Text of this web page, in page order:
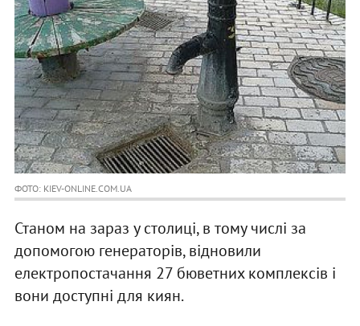
ФОТО: KIEV-ONLINE.COM.UA
Станом на зараз у столиці, в тому числі за
допомогою генераторів, відновили
електропостачання 27 бюветних комплексів і
вони доступні для киян.